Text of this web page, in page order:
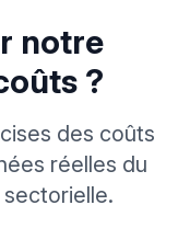
notre
?
des coûts
réelles du